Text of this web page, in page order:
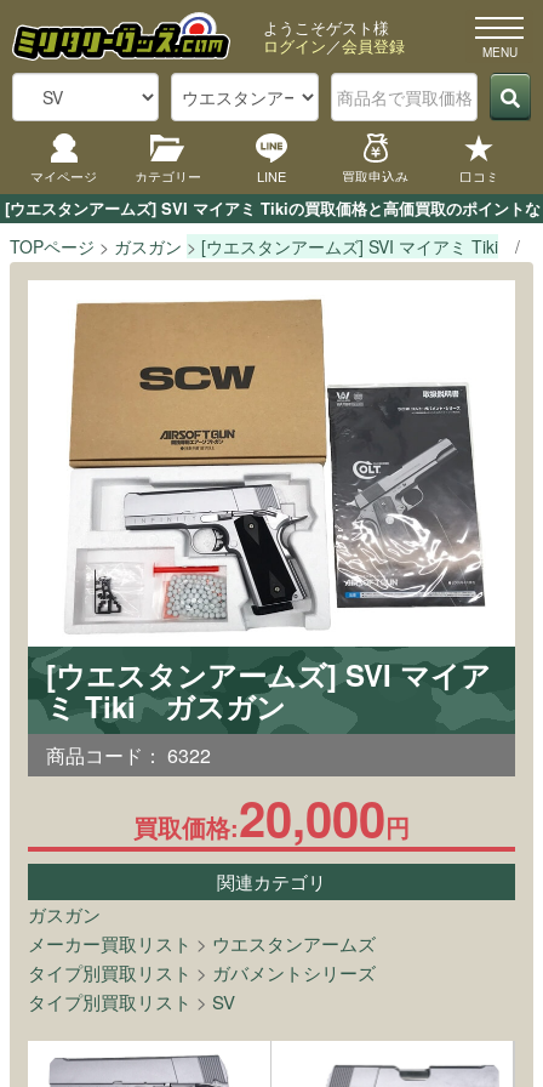
[ウエスタンアームズ] SVI マイアミ Tikiの買取価格と高価買取のポイント
ようこそゲスト様
ログイン／会員登録
マイページ カテゴリー LINE 買取申込み 口コミ
TOPページ ガスガン [ウエスタンアームズ] SVI マイアミ Tiki
[ウエスタンアームズ] SVI マイア
ミ Tiki ガスガン
商品コード： 6322
買取価格:20,000円
関連カテゴリ
ガスガン
メーカー買取リスト > ウエスタンアームズ
タイプ別買取リスト > ガバメントシリーズ
タイプ別買取リスト > SV